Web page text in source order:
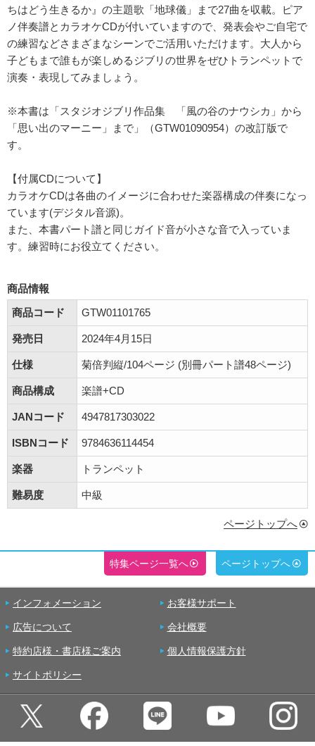
ちはどう生きるか』の主題歌「地球儀」まで27曲を収載。ピア
ノ伴奏譜とカラオケCDが付いていますので、発表会やご自宅で
の練習などさまざまなシーンでご活用いただけます。大人から
子どもまで誰もが楽しめるジブリの世界をぜひトランペットで
演奏・表現してみましょう。
※本書は「スタジオジブリ作品集 「風の谷のナウシカ」から
「思い出のマーニー」まで」（GTW01090954）の改訂版で
す。
【付属CDについて】
カラオケCDは各曲のイメージに合わせた楽器構成の伴奏になっ
ています(デジタル音源)。
また、本書パート譜と同じガイド音が小さな音で入っていま
す。練習時にお役立てください。
商品情報
商品コード
GTW01101765
発売日 2024年4月15日
仕様 菊倍判縦/104ページ (別冊パート譜48ページ)
商品構成 楽譜+CD
JANコード 4947817303022
ISBNコード 9784636114454
楽器 トランペット
難易度 中級
ページトップへ
特集ページ一覧へ ページトップへ
インフォメーション お客様サポート
広告について 会社概要
特約店様・書店様ご案内 個人情報保護方針
サイトポリシー